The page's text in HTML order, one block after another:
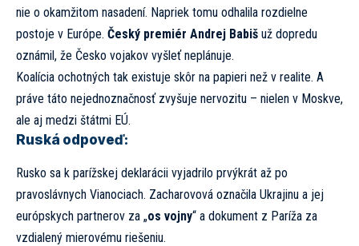
nie o okamžitom nasadení. Napriek tomu odhalila rozdielne
postoje v Európe. Český premiér Andrej Babiš už dopredu
oznámil, že Česko vojakov vyšleť neplánuje.
Koalícia ochotných tak existuje skôr na papieri než v realite. A
práve táto nejednoznačnosť zvyšuje nervozitu – nielen v Moskve,
ale aj medzi štátmi EÚ.
Ruská odpoveď:
Rusko sa k parížskej deklarácii vyjadrilo prvýkrát až po
pravoslávnych Vianociach. Zacharovová označila Ukrajinu a jej
európskych partnerov za „os vojny“ a dokument z Paríža za
vzdialený mierovému riešeniu.